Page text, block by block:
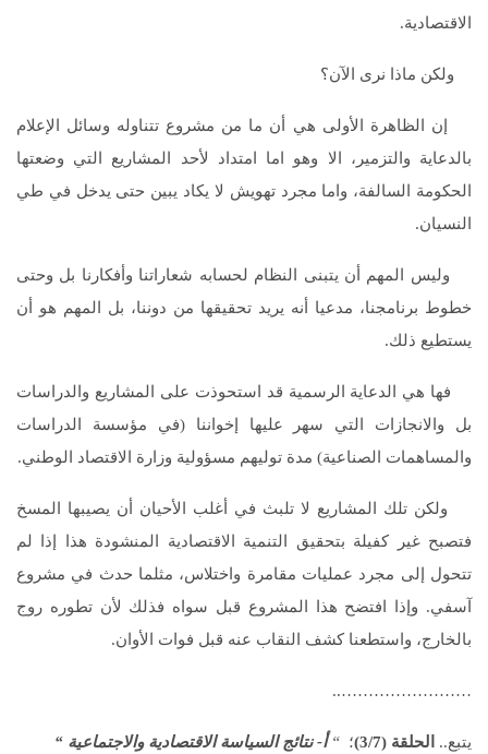
الاقتصادية.
ولكن ماذا نرى الآن؟
إن الظاهرة الأولى هي أن ما من مشروع تتناوله وسائل الإعلام
بالدعاية والتزمير، الا وهو اما امتداد لأحد المشاريع التي وضعتها
الحكومة السالفة، واما مجرد تهويش لا يكاد يبين حتى يدخل في طي
النسيان.
وليس المهم أن يتبنى النظام لحسابه شعاراتنا وأفكارنا بل وحتى
خطوط برنامجنا، مدعيا أنه يريد تحقيقها من دوننا، بل المهم هو أن
يستطيع ذلك.
فها هي الدعاية الرسمية قد استحوذت على المشاريع والدراسات
بل والانجازات التي سهر عليها إخواننا (في مؤسسة الدراسات
والمساهمات الصناعية) مدة توليهم مسؤولية وزارة الاقتصاد الوطني.
ولكن تلك المشاريع لا تلبث في أغلب الأحيان أن يصيبها المسخ
فتصبح غير كفيلة بتحقيق التنمية الاقتصادية المنشودة هذا إذا لم
تتحول إلى مجرد عمليات مقامرة واختلاس، مثلما حدث في مشروع
آسفي. وإذا افتضح هذا المشروع قبل سواه فذلك لأن تطوره روج
بالخارج، واستطعنا كشف النقاب عنه قبل فوات الأوان.
……………………..
يتبع.. الحلقة (3/7) ؛ “ أ- نتائج السياسة الاقتصادية والاجتماعية “